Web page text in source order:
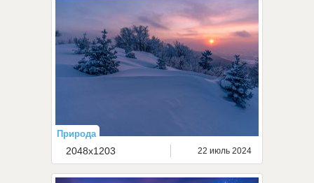
Природа
2048x1203 22 июль 2024